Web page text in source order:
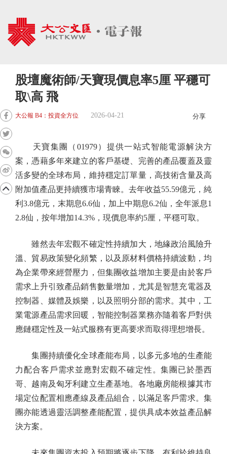
股壇魔術師/天寶現價息率5厘 平穩可
取\高 飛
大公報 B4：投資全方位 2026-04-21 分享
天寶集團（01979）提供一站式智能電源解決方
案，憑藉多年來建立的客戶基礎、完善的產品覆蓋及靈
活多變的全球布局，維持穩定訂單量，高技術含量及高
附加值產品更持續獲市場青睞。去年收益55.59億元，純
利3.8億元，末期息6.6仙，加上中期息6.2仙，全年派息1
2.8仙，按年增加14.3%，現價息率約5厘，平穩可取。
雖然去年宏觀不確定性持續加大，地緣政治風險升
溫、貿易政策變化頻繁，以及原材料價格持續波動，均
為企業帶來經營壓力，但集團收益增加主要是由於客戶
需求上升引致產品銷售數量增加，尤其是智慧充電器及
控制器、媒體及娛樂，以及照明分部的需求。其中，工
業電源產品需求回暖，智能控制器業務亦隨着客戶對供
應鏈穩定性及一站式服務有更高要求而取得理想增長。
集團持續優化全球產能布局，以多元多地的生產能
力配合客戶需求並應對宏觀不確定性。集團已於墨西
哥、越南及匈牙利建立生產基地。各地廠房能根據其市
場定位配置相應產線及產品組合，以滿足客戶需求。集
團亦能透過靈活調整產能配置，提供具成本效益產品解
決方案。